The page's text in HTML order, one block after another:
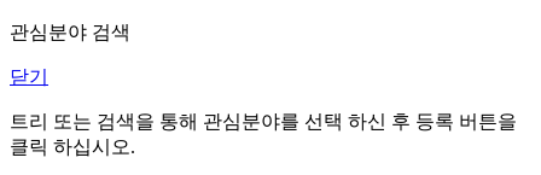
관심분야 검색
닫기
트리 또는 검색을 통해 관심분야를 선택 하신 후 등록 버튼을
클릭 하십시오.